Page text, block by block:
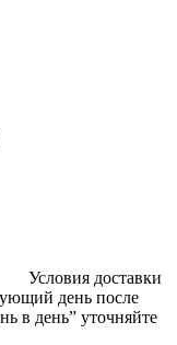
Условия доставки
день после
в день” уточняйте